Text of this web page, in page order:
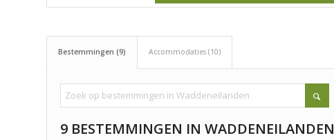
Bestemmingen (9) Accommodaties (10)
9 BESTEMMINGEN IN WADDENEILANDEN